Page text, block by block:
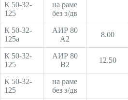
К 50-32-
125
на раме
без э/дв
К 50-32-
125а
АИР 80
А2
8.00
К 50-32-
125
АИР 80
В2
12.50
К 50-32-
125
на раме
без э/дв